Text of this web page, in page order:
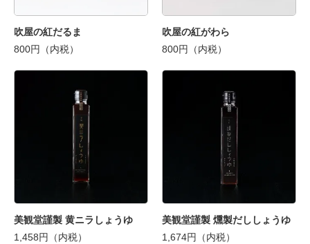
吹屋の紅だるま
800円（内税）
吹屋の紅がわら
800円（内税）
美観堂謹製 黄ニラしょうゆ
1,458円（内税）
美観堂謹製 燻製だししょうゆ
1,674円（内税）